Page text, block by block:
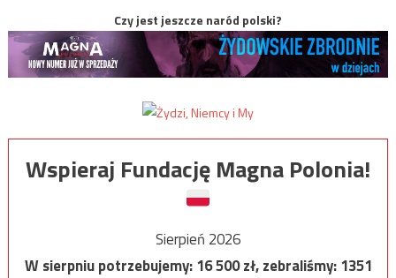
Czy jest jeszcze naród polski?
Wspieraj Fundację Magna Polonia!
Sierpień 2026
W sierpniu potrzebujemy:16 500zł, zebraliśmy:1351